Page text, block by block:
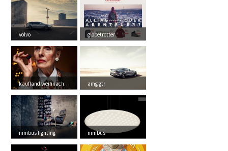
volvo globetrotter
kaufland weihnachten amg gtr
nimbus lighting nimbus